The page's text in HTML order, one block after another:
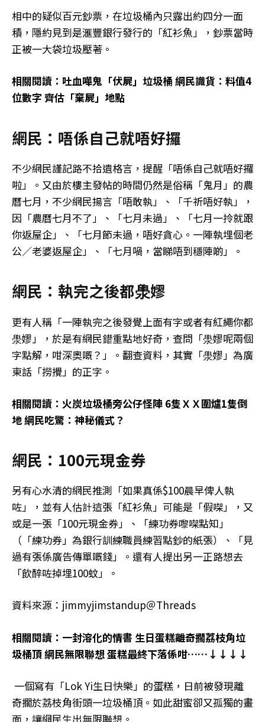
相中的疑似百元鈔票，在垃圾桶內只露出約四分一面
積，隱約見到是滙豐銀行發行的「紅衫魚」，鈔票當時
正被一大袋垃圾壓著。
相關閱讀：吐血嘩鬼「伏屍」垃圾桶 網民識貨：料值4
位數字 齊估「棄屍」地點
網民：唔係自己就唔好攞
不少網民謹記路不拾遺格言，提醒「唔係自己就唔好攞
啦」。又由於樓主發帖的時間仍然是俗稱「鬼月」的農
曆七月，不少網民揚言「唔敢執」、「千祈唔好執」，
因「農曆七月不了」、「七月未過」、「七月一拎就跟
你返屋企」、「七月節未過，唔好貪心。一陣執埋個老
公／老婆返屋企」、「七月喎，當睇唔到穩陣啲」。
網民：執完之後都澩嫪
更有人稱「一陣執完之後發覺上面有字或者有紅繩你都
澩嫪」，於是有網民錯重點地好奇，查問「澩嫪呢兩個
字點解，咁深奧嘅？」。翻查資料，其實「澩嫪」為廣
東話「撈攪」的正字。
相關閱讀：火炭垃圾桶旁公仔怪陣 6隻ＸＸ圍爐1隻倒
地 網民吃驚：神秘儀式？
網民：100元現金券
另有心水清的網民推測「如果真係$100晨早俾人執
咗」，並有人估計這張「紅衫魚」可能是「假㗎」，又
或是一張「100元現金券」、「練功券嚟㗎點知」
（「練功券」為銀行訓練職員練習點鈔的紙張）、「見
過有張係廣告傳單嘅錢」。還有人提出另一正路想去
「飲醉咗掉埋100蚊」。
資料來源：jimmyjimstandup＠Threads
相關閱讀：一封溶化的情書 生日蛋糕離奇擱荔枝角垃
圾桶頂 網民無限聯想 蛋糕最終下落係咁……↓↓↓↓
一個寫有「Lok Yi生日快樂」的蛋糕，日前被發現離
奇擱於荔枝角街頭一垃圾桶頂。如此甜蜜卻又孤獨的畫
面，讓網民生出無限聯想。